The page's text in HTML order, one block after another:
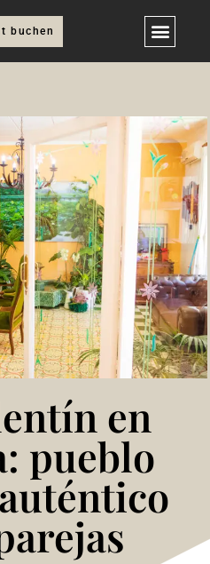
buchen
en
pueblo